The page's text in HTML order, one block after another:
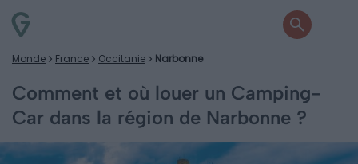
Monde France Occitanie Narbonne
Comment et où louer un Camping-
Car dans la région de Narbonne ?